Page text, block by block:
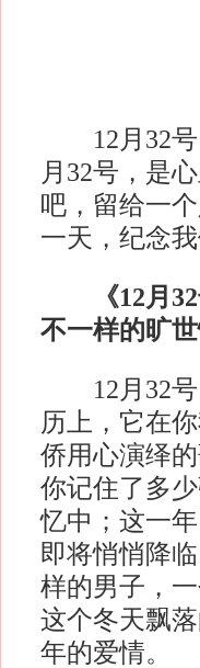
12月32号
月32号，是
吧，留给一
一天，纪念
《12月32
不一样的旷
12月32号
历上，它在
侨用心演绎
你记住了多
忆中；这一
即将悄悄降
样的男子，
这个冬天飘
年的爱情。